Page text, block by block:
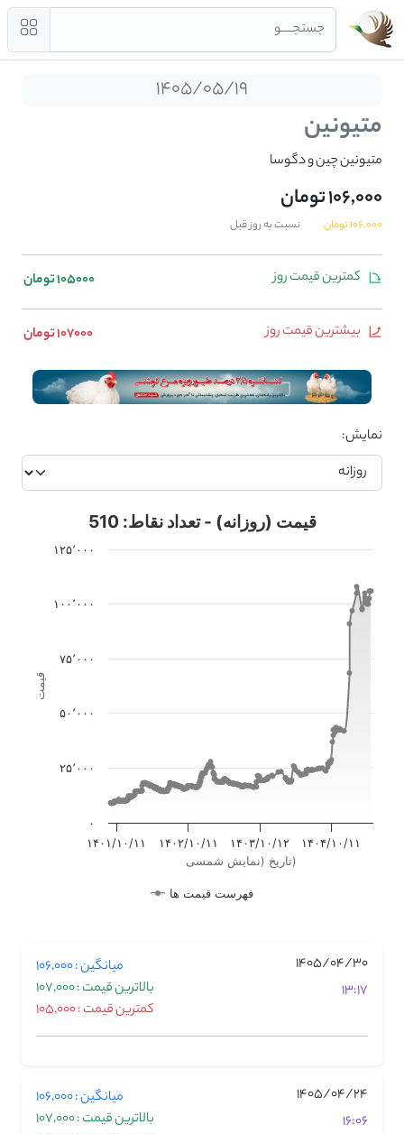
جستجــــو
1405/05/19
متیونین
متیونین چین و دگوسا
106,000 تومان
106,000 تومان نسبت به روز قبل
کمترین قیمت روز 105000 تومان
بیشترین قیمت روز 107000 تومان
نمایش:
تاریخ (نمایش شمسی)
قیمت
قیمت (روزانه) - تعداد نقاط: 510
فهرست قیمت ها
۱۴۰۱/۱۰/۱۱ ۱۴۰۲/۱۰/۱۱ ۱۴۰۳/۱۰/۱۲ ۱۴۰۴/۱۰/۱۱
۰
۲۵٬۰۰۰
۵۰٬۰۰۰
۷۵٬۰۰۰
۱۰۰٬۰۰۰
۱۲۵٬۰۰۰
1405/04/30
13:17
میانگین : 106,000
بالاترین قیمت : 107,000
کمترین قیمت : 105,000
1405/04/24
16:06
میانگین : 106,000
بالاترین قیمت : 107,000